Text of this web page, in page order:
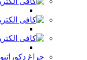
چراغ دکوراتیو